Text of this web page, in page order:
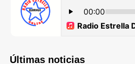
Últimas noticias